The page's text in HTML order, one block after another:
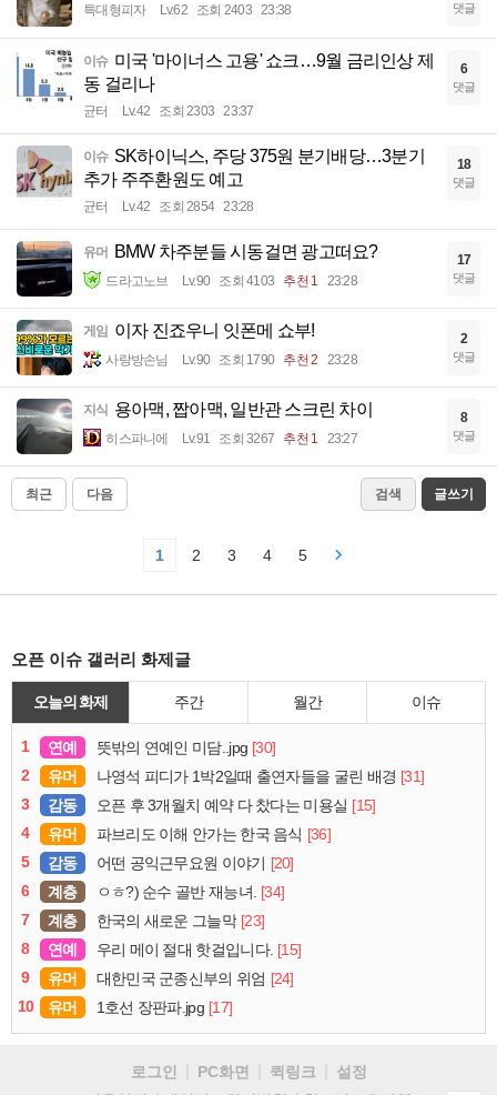
특대형피자 Lv.62 조회 2403 23:38 댓글
이슈 미국 '마이너스 고용' 쇼크…9월 금리인상 제
동 걸리나
균터 Lv.42 조회 2303 23:37
6
댓글
이슈 SK하이닉스, 주당 375원 분기배당…3분기
추가 주주환원도 예고
균터 Lv.42 조회 2854 23:28
18
댓글
유머 BMW 차주분들 시동걸면 광고떠요?
드라고노브 Lv.90 조회 4103 추천 1 23:28
17
댓글
게임 이자 진죠우니 잇폰메 쇼부!
사랑방손님 Lv.90 조회 1790 추천 2 23:28
2
댓글
지식 용아맥, 짭아맥, 일반관 스크린 차이
히스파니에 Lv.91 조회 3267 추천 1 23:27
8
댓글
최근 다음 검색 글쓰기
1 2 3 4 5
오픈 이슈 갤러리 화제글
오늘의 화제 주간 월간 이슈
1 연예 뜻밖의 연예인 미담..jpg [30]
2
유머 나영석 피디가 1박2일때 출연자들을 굴린 배경 [31]
3
감동 오픈 후 3개월치 예약 다 찼다는 미용실 [15]
4
유머 파브리도 이해 안가는 한국 음식 [36]
5
감동 어떤 공익근무요원 이야기
[20]
6
계층 ㅇㅎ?) 순수 골반 재능녀. [34]
7
계층 한국의 새로운 그늘막 [23]
8
연예 우리 메이 절대 핫걸입니다. [15]
9
유머 대한민국 군종신부의 위엄 [24]
10
유머 1호선 장판파.jpg [17]
로그인 PC화면 퀵링크
설정